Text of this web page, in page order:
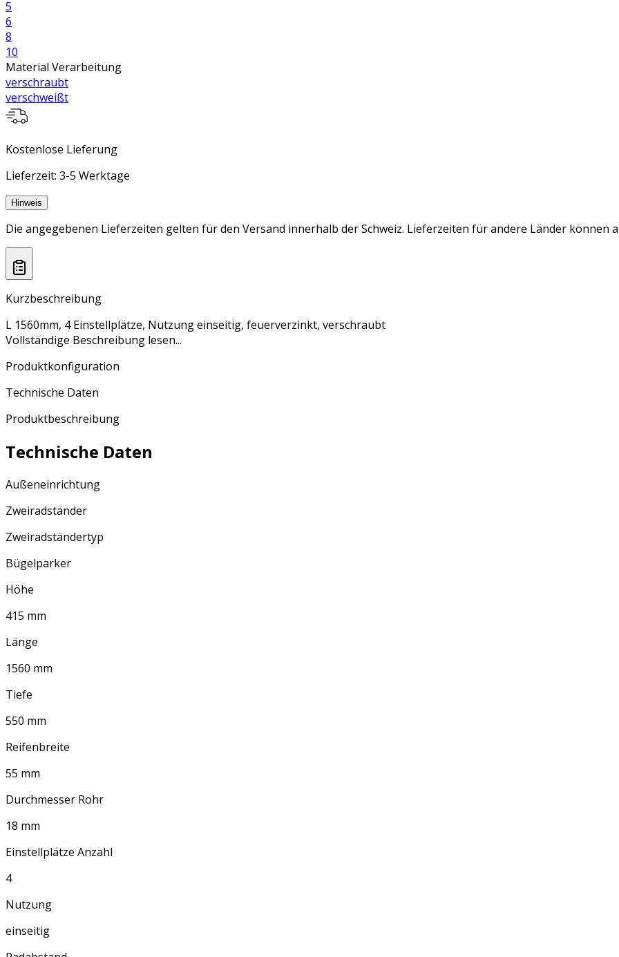
5
6
8
10
Material Verarbeitung
verschraubt
verschweißt
Kostenlose Lieferung
Lieferzeit: 3-5 Werktage
Hinweis
Die angegebenen Lieferzeiten gelten für den Versand innerhalb der Schweiz. Lieferzeiten für andere Länder können
Kurzbeschreibung
L 1560mm, 4 Einstellplätze, Nutzung einseitig, feuerverzinkt, verschraubt
Vollständige Beschreibung lesen...
Produktkonfiguration
Technische Daten
Produktbeschreibung
Technische Daten
Außeneinrichtung
Zweiradständer
Zweiradständertyp
Bügelparker
Höhe
415 mm
Länge
1560 mm
Tiefe
550 mm
Reifenbreite
55 mm
Durchmesser Rohr
18 mm
Einstellplätze Anzahl
4
Nutzung
einseitig